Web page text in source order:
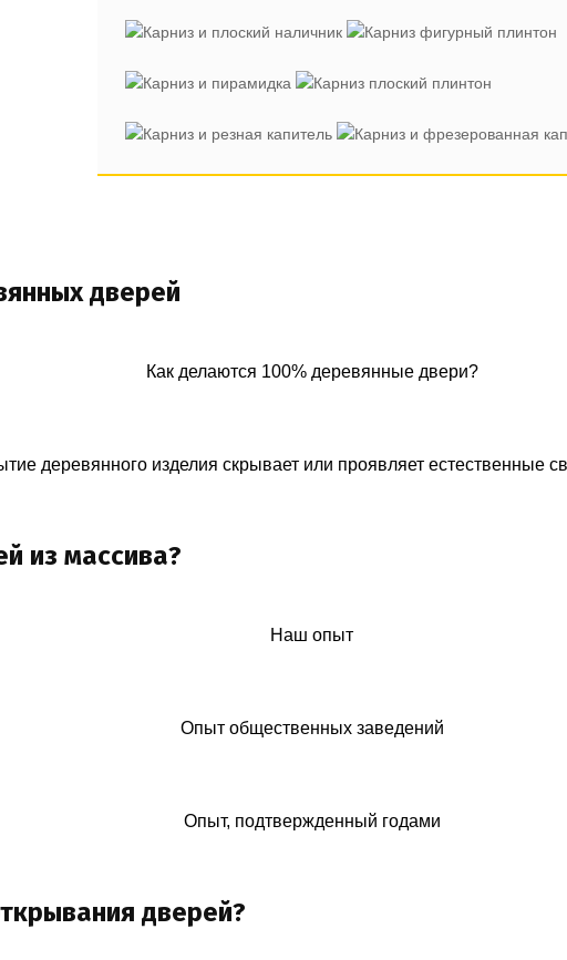
дверей
Как делаются 100% деревянные двери?
деревянного изделия скрывает или проявляет естественные
из массива?
Наш опыт
Опыт общественных заведений
Опыт, подтвержденный годами
дверей?